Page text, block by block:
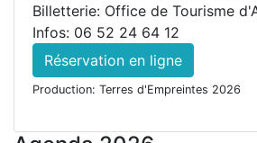
Billetterie: Office de Tourisme
Infos: 06 52 24 64 12
Réservation en ligne
Production: Terres d'Empreintes 2026